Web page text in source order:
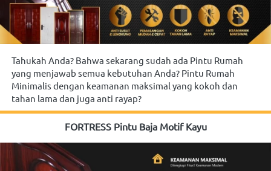
Tahukah Anda? Bahwa sekarang sudah ada Pintu Rumah
yang menjawab semua kebutuhan Anda? Pintu Rumah
Minimalis dengan keamanan maksimal yang kokoh dan
tahan lama dan juga anti rayap?
FORTRESS Pintu Baja Motif Kayu